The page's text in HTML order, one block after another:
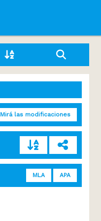
Mirá las modificaciones
MLA APA